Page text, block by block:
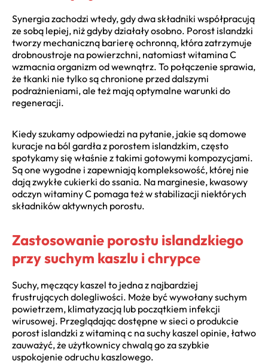
Synergia zachodzi wtedy, gdy dwa składniki współpracują
ze sobą lepiej, niż gdyby działały osobno. Porost islandzki
tworzy mechaniczną barierę ochronną, która zatrzymuje
drobnoustroje na powierzchni, natomiast witamina C
wzmacnia organizm od wewnątrz. To połączenie sprawia,
że tkanki nie tylko są chronione przed dalszymi
podrażnieniami, ale też mają optymalne warunki do
regeneracji.
Kiedy szukamy odpowiedzi na pytanie, jakie są domowe
kuracje na ból gardła z porostem islandzkim, często
spotykamy się właśnie z takimi gotowymi kompozycjami.
Są one wygodne i zapewniają kompleksowość, której nie
dają zwykłe cukierki do ssania. Na marginesie, kwasowy
odczyn witaminy C pomaga też w stabilizacji niektórych
składników aktywnych porostu.
Zastosowanie porostu islandzkiego
przy suchym kaszlu i chrypce
Suchy, męczący kaszel to jedna z najbardziej
frustrujących dolegliwości. Może być wywołany suchym
powietrzem, klimatyzacją lub początkiem infekcji
wirusowej. Przeglądając dostępne w sieci o produkcie
porost islandzki z witaminą c na suchy kaszel opinie, łatwo
zauważyć, że użytkownicy chwalą go za szybkie
uspokojenie odruchu kaszlowego.